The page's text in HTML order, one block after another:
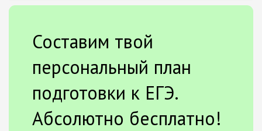
Составим твой
персональный план
подготовки к ЕГЭ.
Абсолютно бесплатно!